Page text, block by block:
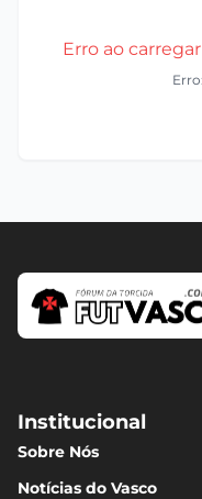
Erro ao
Institucional
Sobre Nós
Notícias do Vasco